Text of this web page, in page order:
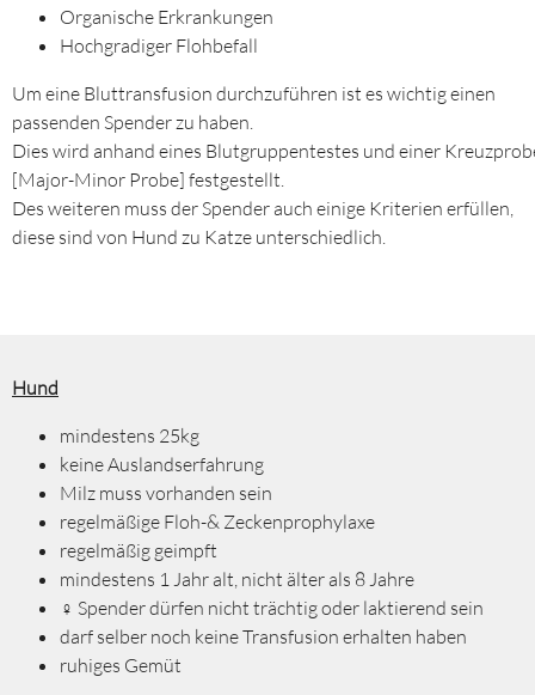
Organische Erkrankungen
Hochgradiger Flohbefall
Um eine Bluttransfusion durchzuführen ist es wichtig einen
passenden Spender zu haben.
Dies wird anhand eines Blutgruppentestes und einer
[Major-Minor Probe] festgestellt.
Des weiteren muss der Spender auch einige Kriterien erfüllen,
diese sind von Hund zu Katze unterschiedlich.
Hund
mindestens 25kg
keine Auslandserfahrung
Milz muss vorhanden sein
regelmäßige Floh-& Zeckenprophylaxe
regelmäßig geimpft
mindestens 1 Jahr alt, nicht älter als 8 Jahre
♀ Spender dürfen nicht trächtig oder laktierend sein
darf selber noch keine Transfusion erhalten haben
ruhiges Gemüt